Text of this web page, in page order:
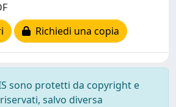
Richiedi una copia
sono protetti da copyright e
salvo diversa